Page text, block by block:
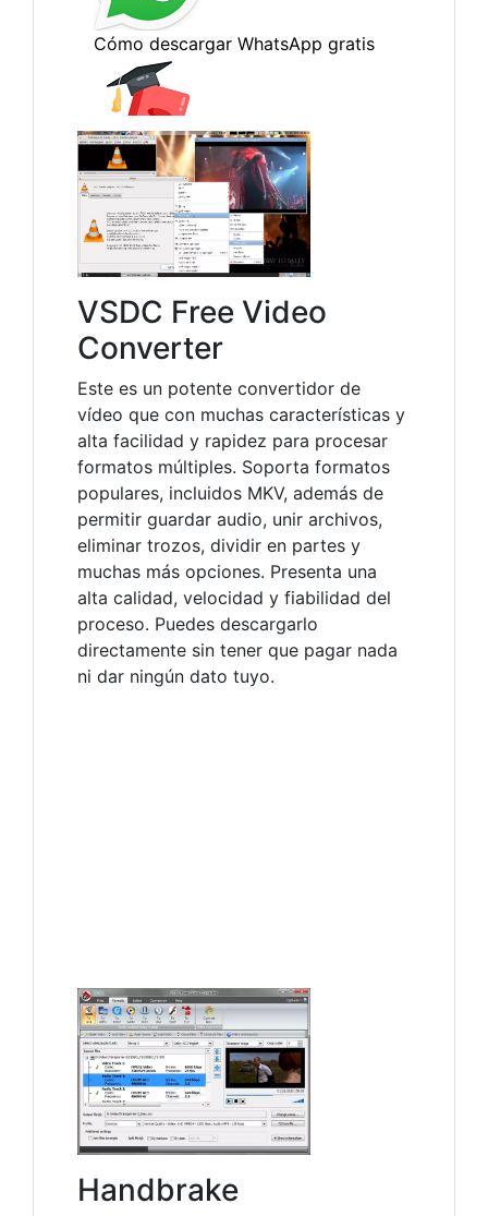
VSDC Free Video
Converter
Este es un potente convertidor de
vídeo que con muchas características y
alta facilidad y rapidez para procesar
formatos múltiples. Soporta formatos
populares, incluidos MKV, además de
permitir guardar audio, unir archivos,
eliminar trozos, dividir en partes y
muchas más opciones. Presenta una
alta calidad, velocidad y fiabilidad del
proceso. Puedes descargarlo
directamente sin tener que pagar nada
ni dar ningún dato tuyo.
Handbrake